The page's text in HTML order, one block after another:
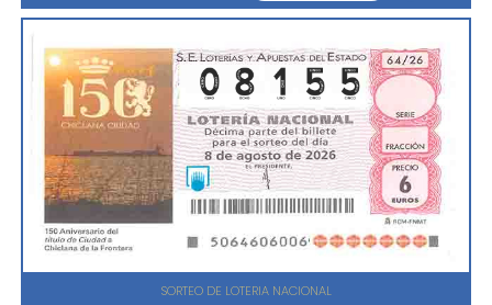
SORTEO DE LOTERIA NACIONAL